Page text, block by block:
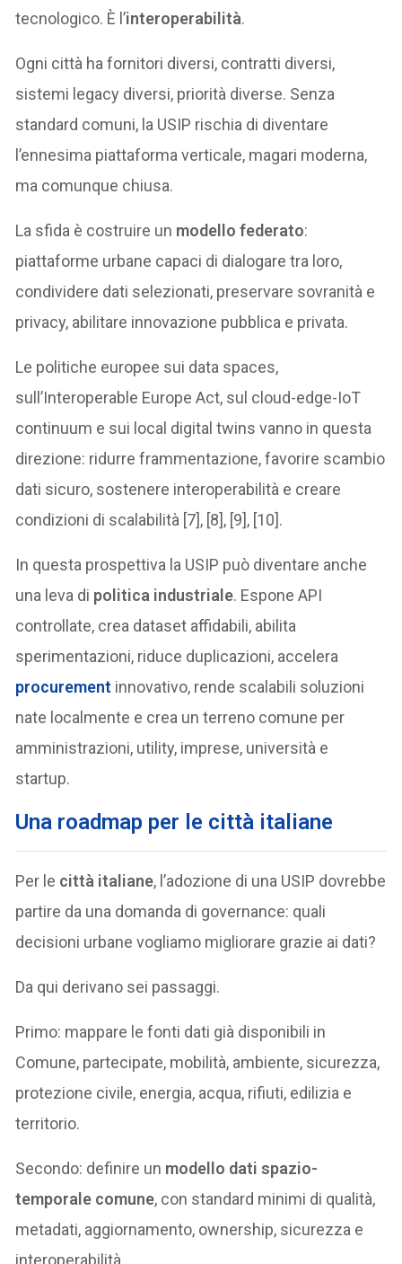
tecnologico. È l’interoperabilità.
Ogni città ha fornitori diversi, contratti diversi,
sistemi legacy diversi, priorità diverse. Senza
standard comuni, la USIP rischia di diventare
l’ennesima piattaforma verticale, magari moderna,
ma comunque chiusa.
La sfida è costruire un modello federato:
piattaforme urbane capaci di dialogare tra loro,
condividere dati selezionati, preservare sovranità e
privacy, abilitare innovazione pubblica e privata.
Le politiche europee sui data spaces,
sull’Interoperable Europe Act, sul cloud-edge-IoT
continuum e sui local digital twins vanno in questa
direzione: ridurre frammentazione, favorire scambio
dati sicuro, sostenere interoperabilità e creare
condizioni di scalabilità [7], [8], [9], [10].
In questa prospettiva la USIP può diventare anche
una leva di politica industriale. Espone API
controllate, crea dataset affidabili, abilita
sperimentazioni, riduce duplicazioni, accelera
procurement innovativo, rende scalabili soluzioni
nate localmente e crea un terreno comune per
amministrazioni, utility, imprese, università e
startup.
Una roadmap per le città italiane
Per le città italiane, l’adozione di una USIP dovrebbe
partire da una domanda di governance: quali
decisioni urbane vogliamo migliorare grazie ai dati?
Da qui derivano sei passaggi.
Primo: mappare le fonti dati già disponibili in
Comune, partecipate, mobilità, ambiente, sicurezza,
protezione civile, energia, acqua, rifiuti, edilizia e
territorio.
Secondo: definire un modello dati spazio-
temporale comune, con standard minimi di qualità,
metadati, aggiornamento, ownership, sicurezza e
interoperabilità.